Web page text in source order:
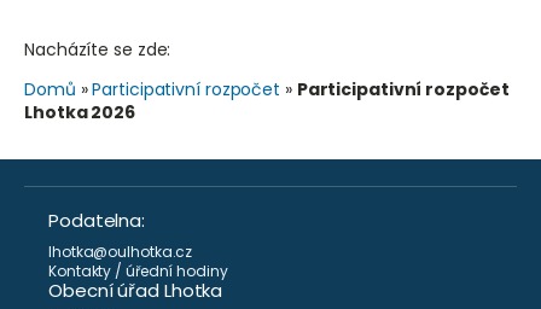
Nacházíte se zde:
Domů »Participativní rozpočet » Participativní rozpočet
Lhotka 2026
Podatelna:
lhotka@oulhotka.cz
Kontakty / úřední hodiny
Obecní úřad Lhotka